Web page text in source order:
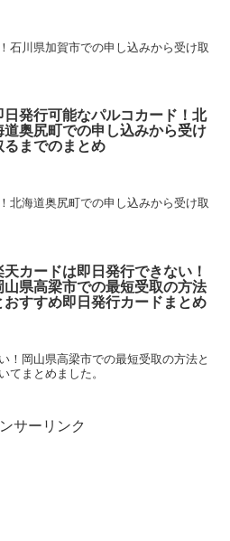
石川県加賀市での申し込みから受け取
日発行可能なパルコカード！北
道奥尻町での申し込みから受け
るまでのまとめ
北海道奥尻町での申し込みから受け取
天カードは即日発行できない！
山県高梁市での最短受取の方法
おすすめ即日発行カードまとめ
！岡山県高梁市での最短受取の方法と
てまとめました。
サーリンク